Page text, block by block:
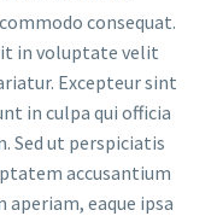
consequat.
in voluptate velit
Excepteur sint
in culpa qui officia
Sed ut perspiciatis
accusantium
eaque ipsa